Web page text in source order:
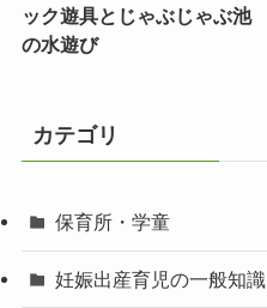
ック遊具とじゃぶじゃぶ池
の水遊び
カテゴリ
保育所・学童
妊娠出産育児の一般知識